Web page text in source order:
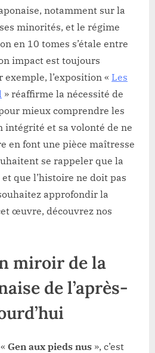
notamment sur la
minorités, et le régime
en 10 tomes s’étale entre
impact est toujours
l’exposition « Les
» réaffirme la nécessité de
mieux comprendre les
intégrité et sa volonté de ne
en font une pièce maîtresse
se rappeler que la
que l’histoire ne doit pas
approfondir la
œuvre, découvrez nos
miroir de la
de l’après-
Gen aux pieds nus », c’est